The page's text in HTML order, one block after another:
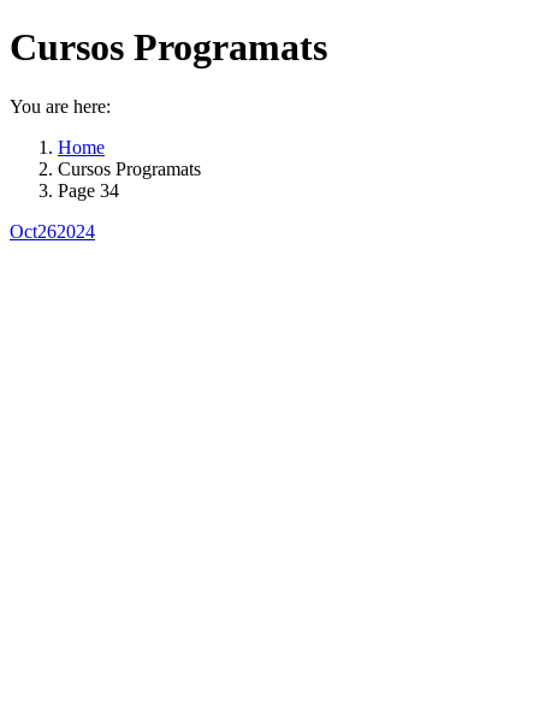
Cursos Programats
You are here:
Home
Cursos Programats
Page 34
Oct262024